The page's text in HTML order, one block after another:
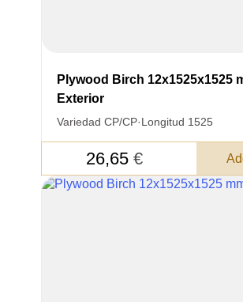
Plywood Birch 12x1525x1525
Exterior
Variedad CP/CP·Longitud 1525
26,65€